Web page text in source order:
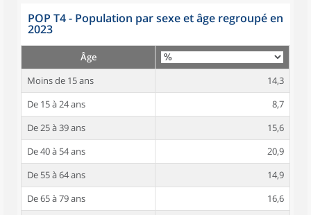
POP T4 - Population par sexe et âge regroupé en
2023
Âge
Moins de 15 ans
14,3
De 15 à 24 ans
8,7
De 25 à 39 ans
15,6
De 40 à 54 ans
20,9
De 55 à 64 ans
14,9
De 65 à 79 ans
16,6